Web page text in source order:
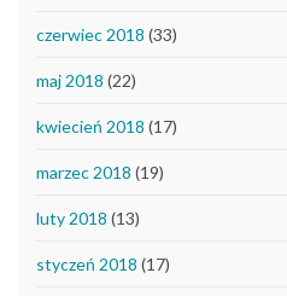
czerwiec 2018 (33)
maj 2018 (22)
kwiecień 2018 (17)
marzec 2018 (19)
luty 2018 (13)
styczeń 2018 (17)